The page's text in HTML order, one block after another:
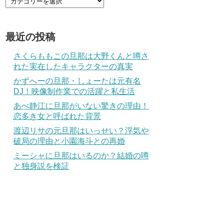
最近の投稿
さくらももこの旦那は大野くんと噂さ
れた実在したキャラクターの真実
かずへーの旦那・しょーたは元有名
DJ！映像制作業での活躍と私生活
あべ静江に旦那がいない驚きの理由！
恋多き女と呼ばれた背景
渡辺リサの元旦那はいっせい？浮気や
破局の理由と小園海斗との再婚
ミーシャに旦那はいるのか？結婚の噂
と独身説を検証